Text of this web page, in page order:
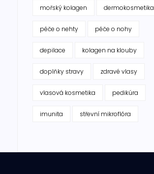
mořský kolagen dermokosmetika
péče o nehty péče o nohy
depilace kolagen na klouby
doplňky stravy zdravé vlasy
vlasová kosmetika pedikúra
imunita střevní mikroflóra